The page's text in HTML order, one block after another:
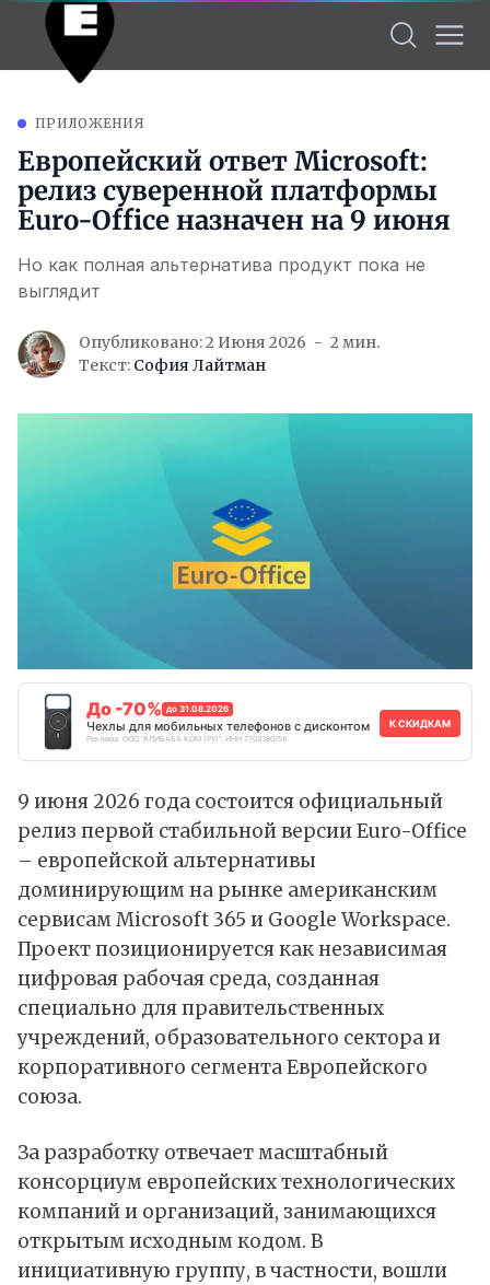
ПРИЛОЖЕНИЯ
Европейский ответ Microsoft:
релиз суверенной платформы
Euro-Office назначен на 9 июня
Но как полная альтернатива продукт пока не
выглядит
Опубликовано: 2 Июня 2026
2 мин.
Текст: София Лайтман
До -70% до 31.08.2026
Чехлы для мобильных телефонов с дисконтом
Реклама. ООО "АЛИБАБА.КОМ (РУ)", ИНН 7703380158
К СКИДКАМ
9 июня 2026 года состоится официальный
релиз первой стабильной версииEuro-Office
– европейской альтернативы
доминирующим на рынке американским
сервисам Microsoft 365 и Google Workspace.
Проект позиционируется как независимая
цифровая рабочая среда, созданная
специально для правительственных
учреждений, образовательного сектора и
корпоративного сегмента Европейского
союза.
За разработку отвечает масштабный
консорциум европейских технологических
компаний и организаций, занимающихся
открытым исходным кодом. В
инициативную группу, в частности, вошли